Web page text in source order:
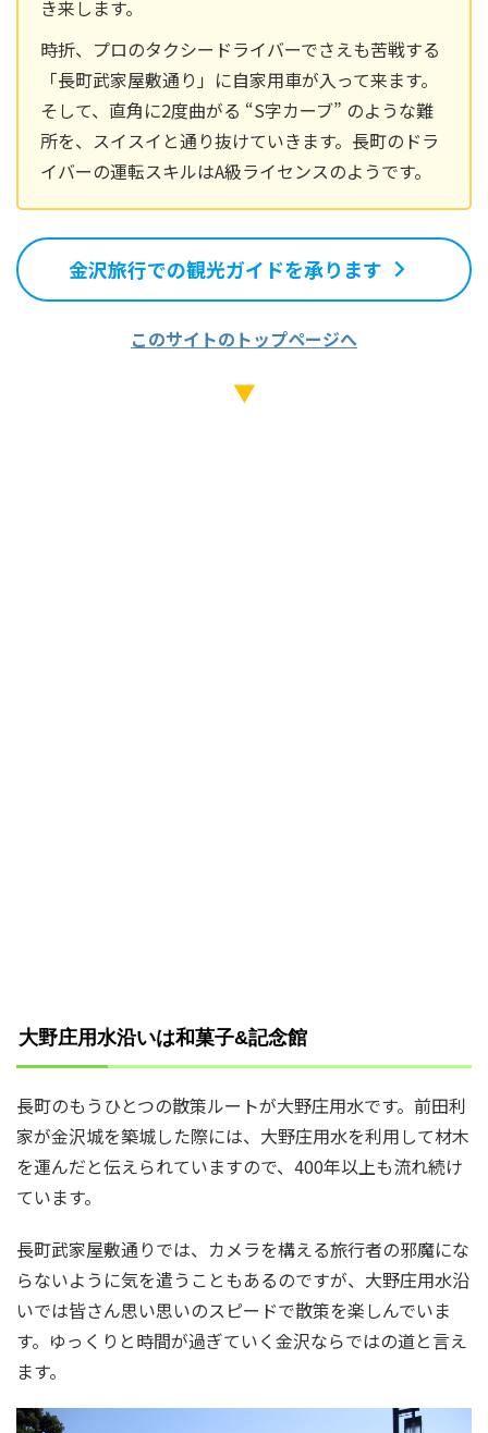
き来します。
時折、プロのタクシードライバーでさえも苦戦する
「長町武家屋敷通り」に自家用車が入って来ます。
そして、直角に2度曲がる “S字カーブ” のような難
所を、スイスイと通り抜けていきます。長町のドラ
イバーの運転スキルはA級ライセンスのようです。
金沢旅行での観光ガイドを承ります
このサイトのトップページへ
▼
大野庄用水沿いは和菓子&記念館
長町のもうひとつの散策ルートが大野庄用水です。前田利
家が金沢城を築城した際には、大野庄用水を利用して材木
を運んだと伝えられていますので、400年以上も流れ続け
ています。
長町武家屋敷通りでは、カメラを構える旅行者の邪魔にな
らないように気を遣うこともあるのですが、大野庄用水沿
いでは皆さん思い思いのスピードで散策を楽しんでいま
す。ゆっくりと時間が過ぎていく金沢ならではの道と言え
ます。